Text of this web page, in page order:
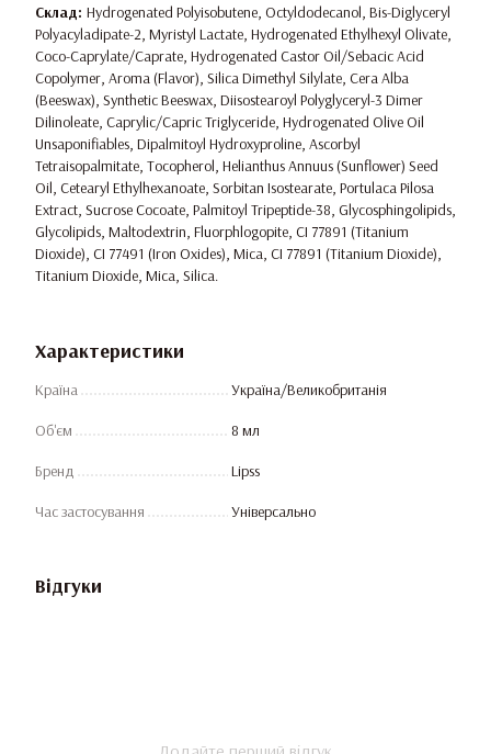
Склад: Hydrogenated Polyisobutene, Octyldodecanol, Bis-Diglyceryl
Polyacyladipate-2, Myristyl Lactate, Hydrogenated Ethylhexyl Olivate,
Coco-Caprylate/Caprate, Hydrogenated Castor Oil/Sebacic Acid
Copolymer, Aroma (Flavor), Silica Dimethyl Silylate, Cera Alba
(Beeswax), Synthetic Beeswax, Diisostearoyl Polyglyceryl-3 Dimer
Dilinoleate, Caprylic/Capric Triglyceride, Hydrogenated Olive Oil
Unsaponifiables, Dipalmitoyl Hydroxyproline, Ascorbyl
Tetraisopalmitate, Tocopherol, Helianthus Annuus (Sunflower) Seed
Oil, Cetearyl Ethylhexanoate, Sorbitan Isostearate, Portulaca Pilosa
Extract, Sucrose Cocoate, Palmitoyl Tripeptide-38, Glycosphingolipids,
Glycolipids, Maltodextrin, Fluorphlogopite, CI 77891 (Titanium
Dioxide), CI 77491 (Iron Oxides), Mica, CI 77891 (Titanium Dioxide),
Titanium Dioxide, Mica, Silica.
Характеристики
Країна Україна/Великобританія
Об'єм 8 мл
Бренд Lipss
Час застосування Універсально
Відгуки